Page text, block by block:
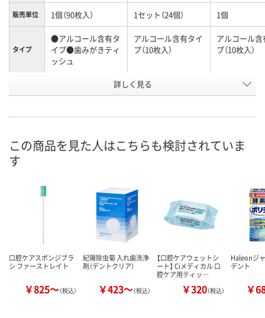
販売単位 1個（90枚入） 1セット（24個） 1個
タイプ
●アルコール含有タ
イプ●歯みがきティ
ッシュ
アルコール含有タイ
プ（10枚入）
アルコール
プ（10枚入）
U255553 EP79337
8月11日（火）
カゴへ カ
詳しく見る
この商品を見た人はこちらも検討されていま
す
口腔ケアスポンジブラ
シ ファーストレイト
￥825～（税込）
紀陽除虫菊 入れ歯洗浄
剤（デントクリア）
￥423～（税込）
【口腔ケアウェットシ
ート】 Ciメディカル 口
腔ケア用ティッ…
￥320（税込）
Haleonジ
デント
￥